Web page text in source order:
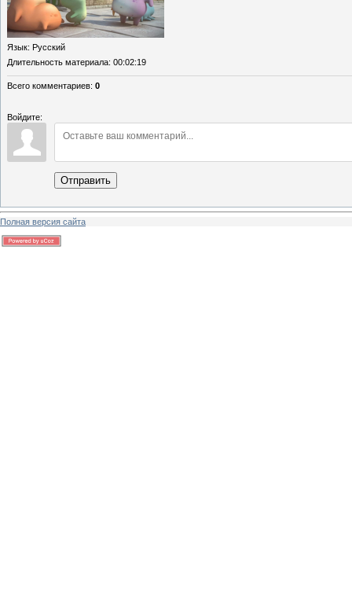
Язык: Русский
Длительность материала: 00:02:19
Всего комментариев: 0
Войдите:
Отправить
Полная версия сайта